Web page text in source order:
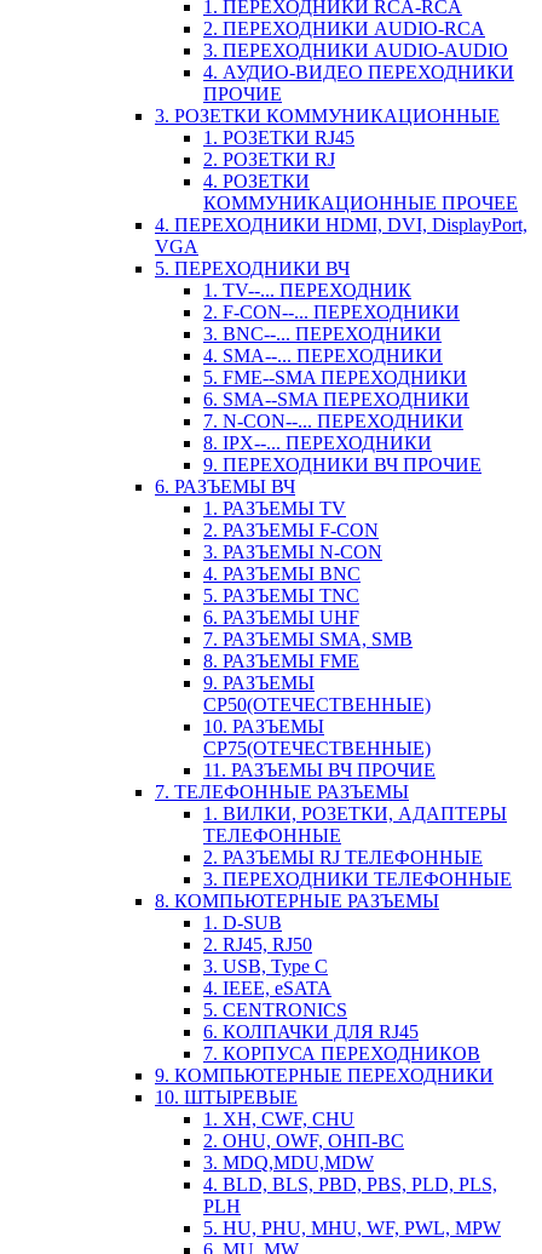
1. ПЕРЕХОДНИКИ RCA-RCA
2. ПЕРЕХОДНИКИ AUDIO-RCA
3. ПЕРЕХОДНИКИ AUDIO-AUDIO
4. АУДИО-ВИДЕО ПЕРЕХОДНИКИ
ПРОЧИЕ
3. РОЗЕТКИ КОММУНИКАЦИОННЫЕ
1. РОЗЕТКИ RJ45
2. РОЗЕТКИ RJ
4. РОЗЕТКИ
КОММУНИКАЦИОННЫЕ ПРОЧЕЕ
4. ПЕРЕХОДНИКИ HDMI, DVI, DisplayPort,
VGA
5. ПЕРЕХОДНИКИ ВЧ
1. TV--... ПЕРЕХОДНИК
2. F-CON--... ПЕРЕХОДНИКИ
3. BNC--... ПЕРЕХОДНИКИ
4. SMA--... ПЕРЕХОДНИКИ
5. FME--SMA ПЕРЕХОДНИКИ
6. SMA--SMA ПЕРЕХОДНИКИ
7. N-CON--... ПЕРЕХОДНИКИ
8. IPX--... ПЕРЕХОДНИКИ
9. ПЕРЕХОДНИКИ ВЧ ПРОЧИЕ
6. РАЗЪЕМЫ ВЧ
1. РАЗЪЕМЫ TV
2. РАЗЪЕМЫ F-CON
3. РАЗЪЕМЫ N-CON
4. РАЗЪЕМЫ BNC
5. РАЗЪЕМЫ TNC
6. РАЗЪЕМЫ UHF
7. РАЗЪЕМЫ SMA, SMB
8. РАЗЪЕМЫ FME
9. РАЗЪЕМЫ
СР50(ОТЕЧЕСТВЕННЫЕ)
10. РАЗЪЕМЫ
СР75(ОТЕЧЕСТВЕННЫЕ)
11. РАЗЪЕМЫ ВЧ ПРОЧИЕ
7. ТЕЛЕФОННЫЕ РАЗЪЕМЫ
1. ВИЛКИ, РОЗЕТКИ, АДАПТЕРЫ
ТЕЛЕФОННЫЕ
2. РАЗЪЕМЫ RJ ТЕЛЕФОННЫЕ
3. ПЕРЕХОДНИКИ ТЕЛЕФОННЫЕ
8. КОМПЬЮТЕРНЫЕ РАЗЪЕМЫ
1. D-SUB
2. RJ45, RJ50
3. USB, Type C
4. IEEE, eSATA
5. CENTRONICS
6. КОЛПАЧКИ ДЛЯ RJ45
7. КОРПУСА ПЕРЕХОДНИКОВ
9. КОМПЬЮТЕРНЫЕ ПЕРЕХОДНИКИ
10. ШТЫРЕВЫЕ
1. XH, CWF, CHU
2. OHU, OWF, ОНП-ВС
3. MDQ,MDU,MDW
4. BLD, BLS, PBD, PBS, PLD, PLS,
PLH
5. HU, PHU, MHU, WF, PWL, MPW
6. MU, MW